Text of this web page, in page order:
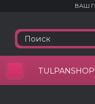
ВАШ
TULPANSHOP